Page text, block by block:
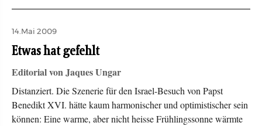
14.Mai 2009
Etwas hat gefehlt
Editorial von Jaques Ungar
Distanziert. Die Szenerie für den Israel-Besuch von Papst
Benedikt XVI. hätte kaum harmonischer und optimistischer sein
können: Eine warme, aber nicht heisse Frühlingssonne wärmte